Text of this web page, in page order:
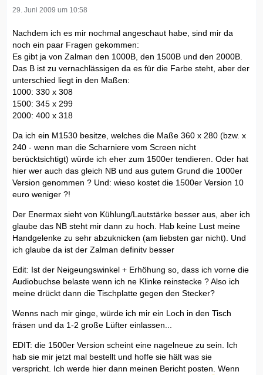
29. Juni 2009 um 10:58
Nachdem ich es mir nochmal angeschaut habe, sind mir da
noch ein paar Fragen gekommen:
Es gibt ja von Zalman den 1000B, den 1500B und den 2000B.
Das B ist zu vernachlässigen da es für die Farbe steht, aber der
unterschied liegt in den Maßen:
1000: 330 x 308
1500: 345 x 299
2000: 400 x 318
Da ich ein M1530 besitze, welches die Maße 360 x 280 (bzw. x
240 - wenn man die Scharniere vom Screen nicht
berücktsichtigt) würde ich eher zum 1500er tendieren. Oder hat
hier wer auch das gleich NB und aus gutem Grund die 1000er
Version genommen ? Und: wieso kostet die 1500er Version 10
euro weniger ?!
Der Enermax sieht von Kühlung/Lautstärke besser aus, aber ich
glaube das NB steht mir dann zu hoch. Hab keine Lust meine
Handgelenke zu sehr abzuknicken (am liebsten gar nicht). Und
ich glaube da ist der Zalman definitv besser
Edit: Ist der Neigeungswinkel + Erhöhung so, dass ich vorne die
Audiobuchse belaste wenn ich ne Klinke reinstecke ? Also ich
meine drückt dann die Tischplatte gegen den Stecker?
Wenns nach mir ginge, würde ich mir ein Loch in den Tisch
fräsen und da 1-2 große Lüfter einlassen...
EDIT: die 1500er Version scheint eine nagelneue zu sein. Ich
hab sie mir jetzt mal bestellt und hoffe sie hält was sie
verspricht. Ich werde hier dann meinen Bericht posten. Wenn